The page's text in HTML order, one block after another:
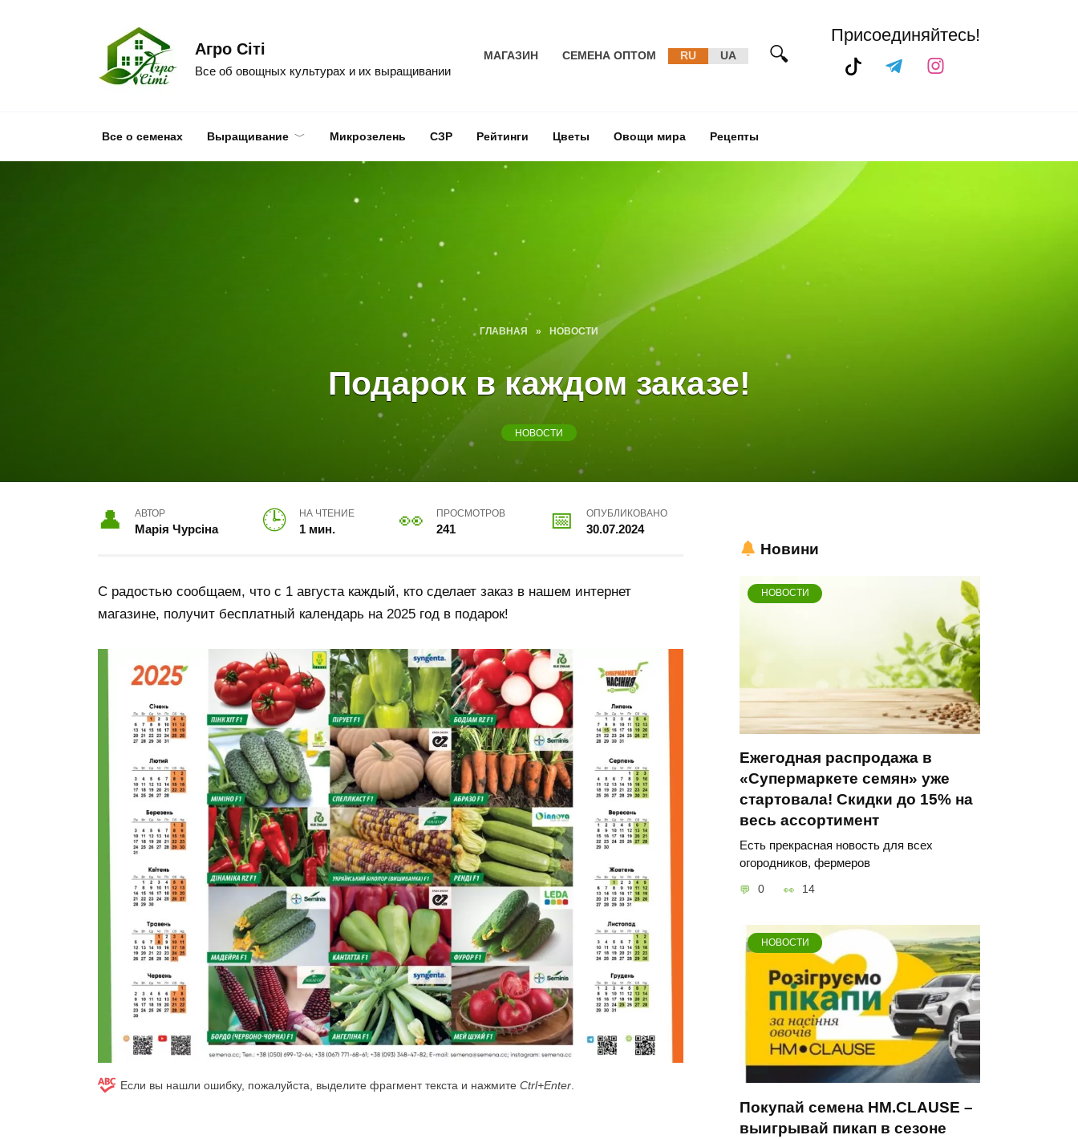
Агро Сіті
Все об овощных культурах и их выращивании
МАГАЗИН СЕМЕНА ОПТОМ RU UA
Присоединяйтесь!
Все о семенах Выращивание Микрозелень СЗР Рейтинги Цветы Овощи мира Рецепты
ГЛАВНАЯ » НОВОСТИ
Подарок в каждом заказе!
НОВОСТИ
АВТОР
Марія Чурсіна
НА ЧТЕНИЕ
1 мин.
ПРОСМОТРОВ
241
ОПУБЛИКОВАНО
30.07.2024
С радостью сообщаем, что с 1 августа каждый, кто сделает заказ в нашем интернет
магазине, получит бесплатный календарь на 2025 год в подарок!
Если вы нашли ошибку, пожалуйста, выделите фрагмент текста и нажмите Ctrl+Enter.
Новини
НОВОСТИ
Ежегодная распродажа в
«Супермаркете семян» уже
стартовала! Скидки до 15% на
весь ассортимент
Есть прекрасная новость для всех
огородников, фермеров
0 14
НОВОСТИ
Покупай семена HM.CLAUSE –
выигрывай пикап в сезоне